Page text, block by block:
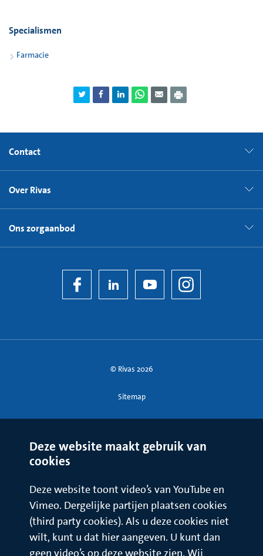
Specialismen
Farmacie
Contact
Over Rivas
Ons zorgaanbod
© Rivas 2026
Sitemap
Deze website maakt gebruik van
cookies
Deze website toont video’s van YouTube en
Vimeo. Dergelijke partijen plaatsen cookies
(third party cookies). Als u deze cookies niet
wilt, kunt u dat hier aangeven. U kunt dan
geen video’s op deze website zien. Wij